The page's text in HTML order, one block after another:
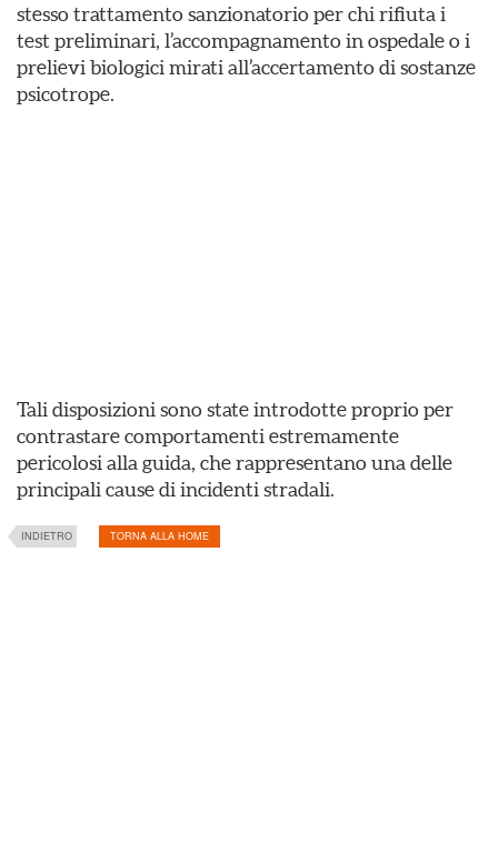
stesso trattamento sanzionatorio per chi rifiuta i
test preliminari, l’accompagnamento in ospedale o i
prelievi biologici mirati all’accertamento di sostanze
psicotrope.
Tali disposizioni sono state introdotte proprio per
contrastare comportamenti estremamente
pericolosi alla guida, che rappresentano una delle
principali cause di incidenti stradali.
INDIETRO TORNA ALLA HOME